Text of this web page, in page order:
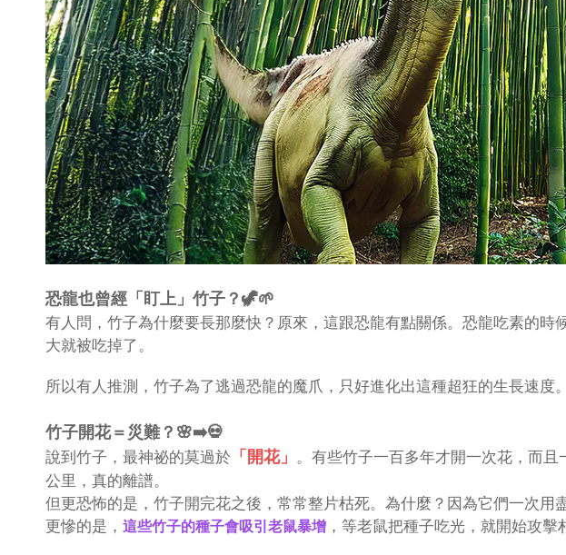
恐龍也曾經「盯上」竹子？🦖🌱
有人問，竹子為什麼要長那麼快？原來，這跟恐龍有點關係。恐龍吃素的
大就被吃掉了。
所以有人推測，竹子為了逃過恐龍的魔爪，只好進化出這種超狂的生長速度
竹子開花＝災難？🌸➡️💀
說到竹子，最神祕的莫過於 「開花」 。有些竹子一百多年才開一次花，而
公里，真的離譜。
但更恐怖的是，竹子開完花之後，常常整片枯死。為什麼？因為它們一次用
更慘的是， 這些竹子的種子會吸引老鼠暴增 ，等老鼠把種子吃光，就開始攻